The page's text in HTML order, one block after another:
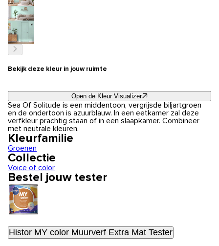
Bekijk deze kleur in jouw ruimte
Open de Kleur Visualizer
Sea Of Solitude is een middentoon, vergrijsde biljartgroen
en de ondertoon is azuurblauw. In een eetkamer zal deze
verfkleur prachtig staan of in een slaapkamer. Combineer
met neutrale kleuren.
Kleurfamilie
Groenen
Collectie
Voice of color
Bestel jouw tester
Histor MY color Muurverf Extra Mat Tester